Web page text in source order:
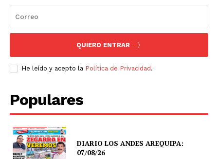
QUIERO ENTRAR
He leído y acepto la Política de Privacidad .
Populares
DIARIO LOS ANDES AREQUIPA:
07/08/26